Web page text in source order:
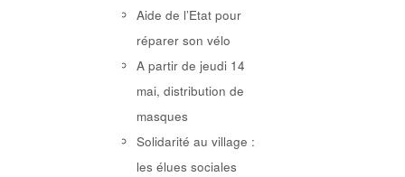
Aide de l’Etat pour
réparer son vélo
A partir de jeudi 14
mai, distribution de
masques
Solidarité au village :
les élues sociales